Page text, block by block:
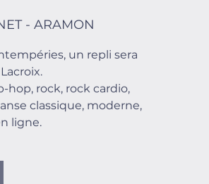
- ARAMON
un repli sera
hop, rock, rock cardio,
classique, moderne,
ligne.